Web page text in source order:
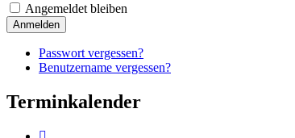
Angemeldet bleiben
Anmelden
Passwort vergessen?
Benutzername vergessen?
Terminkalender